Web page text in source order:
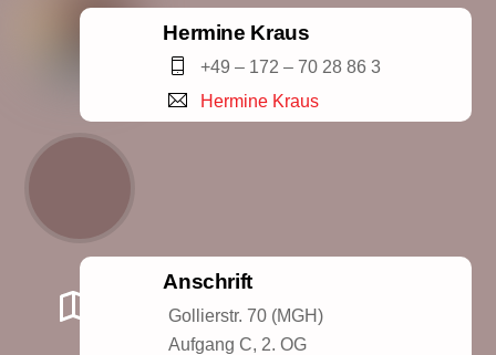
Hermine Kraus
+49 – 172 – 70 28 86 3
Hermine Kraus
Anschrift
Gollierstr. 70 (MGH)
Aufgang C, 2. OG